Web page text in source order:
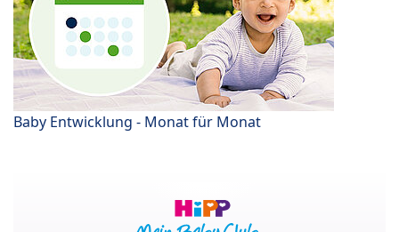
Baby Entwicklung - Monat für Monat